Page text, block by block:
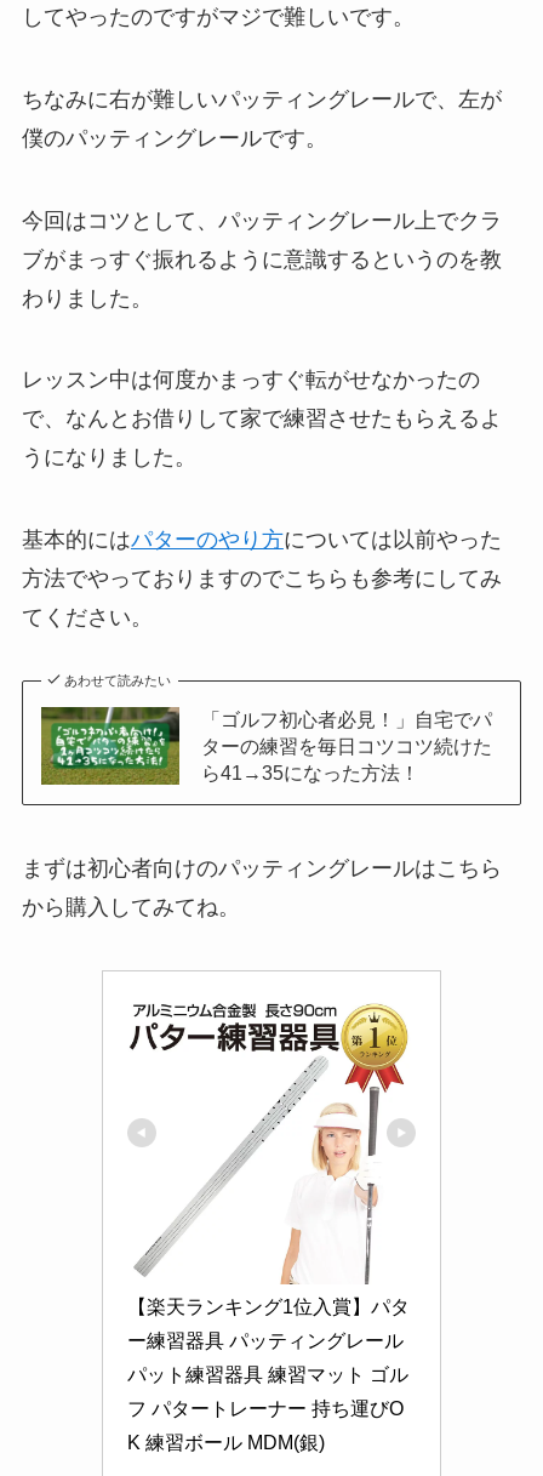
してやったのですがマジで難しいです。
ちなみに右が難しいパッティングレールで、左が
僕のパッティングレールです。
今回はコツとして、パッティングレール上でクラ
ブがまっすぐ振れるように意識するというのを教
わりました。
レッスン中は何度かまっすぐ転がせなかったの
で、なんとお借りして家で練習させたもらえるよ
うになりました。
基本的にはパターのやり方については以前やった
方法でやっておりますのでこちらも参考にしてみ
てください。
あわせて読みたい
「ゴルフ初心者必見！」自宅でパ
ターの練習を毎日コツコツ続けた
ら41→35になった方法！
まずは初心者向けのパッティングレールはこちら
から購入してみてね。
【楽天ランキング1位入賞】パタ
ー練習器具 パッティングレール
パット練習器具 練習マット ゴル
フ パタートレーナー 持ち運びO
K 練習ボール MDM(銀)